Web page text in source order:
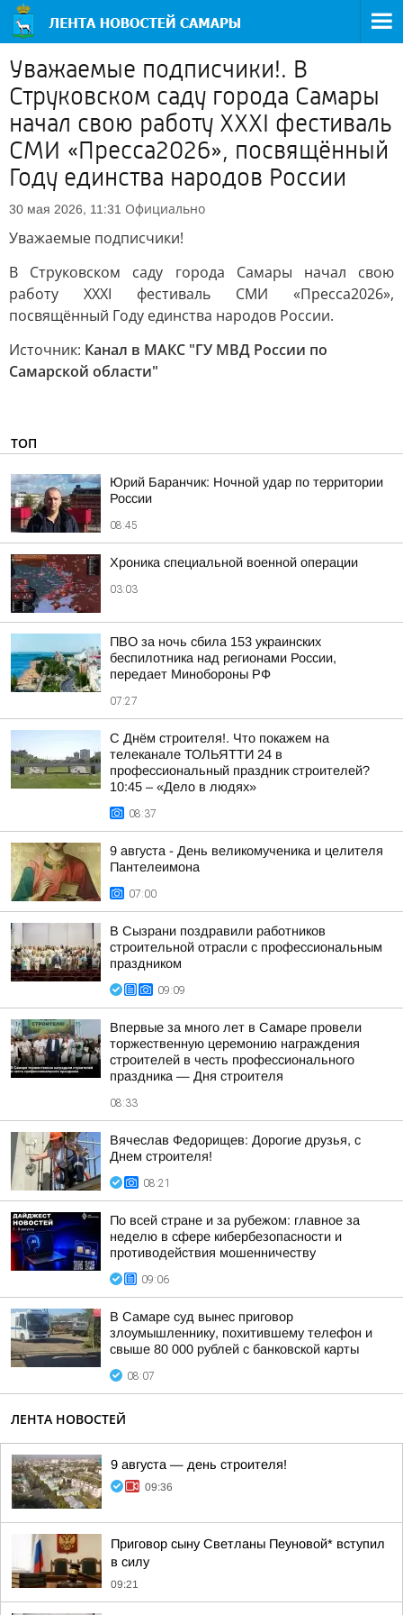
Уважаемые подписчики!. В
Струковском саду города Самары
начал свою работу XXXI фестиваль
СМИ «Пресса2026», посвящённый
Году единства народов России
30 мая 2026, 11:31 Официально
Уважаемые подписчики!
В Струковском саду города Самары начал свою
работу XXXI фестиваль СМИ «Пресса2026»,
посвящённый Году единства народов России.
Источник: Канал в МАКС "ГУ МВД России по
Самарской области"
ТОП
Юрий Баранчик: Ночной удар по территории
России
08:45
Хроника специальной военной операции
03:03
ПВО за ночь сбила 153 украинских
беспилотника над регионами России,
передает Минобороны РФ
07:27
С Днём строителя!. Что покажем на
телеканале ТОЛЬЯТТИ 24 в
профессиональный праздник строителей?
10:45 – «Дело в людях»
08:37
9 августа - День великомученика и целителя
Пантелеимона
07:00
В Сызрани поздравили работников
строительной отрасли с профессиональным
праздником
09:09
Впервые за много лет в Самаре провели
торжественную церемонию награждения
строителей в честь профессионального
праздника — Дня строителя
08:33
Вячеслав Федорищев: Дорогие друзья, с
Днем строителя!
08:21
По всей стране и за рубежом: главное за
неделю в сфере кибербезопасности и
противодействия мошенничеству
09:06
В Самаре суд вынес приговор
злоумышленнику, похитившему телефон и
свыше 80 000 рублей с банковской карты
08:07
ЛЕНТА НОВОСТЕЙ
9 августа — день строителя!
09:36
Приговор сыну Светланы Пеуновой* вступил
в силу
09:21